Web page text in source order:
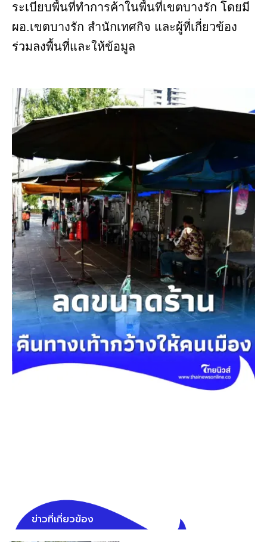
ระเบียบพื้นที่ทำการค้าในพื้นที่เขตบางรัก โดยมี
ผอ.เขตบางรัก สำนักเทศกิจ และผู้ที่เกี่ยวข้อง
ร่วมลงพื้นที่และให้ข้อมูล
ข่าวที่เกี่ยวข้อง